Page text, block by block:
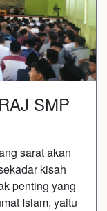
SMP
sarat akan
kisah
penting yang
Islam, yaitu